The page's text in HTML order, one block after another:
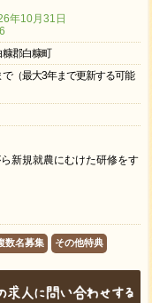
年10月31日
糠郡白糠町
で（最大3年まで更新する可能
新規就農にむけた研修をす
数名募集 その他特典